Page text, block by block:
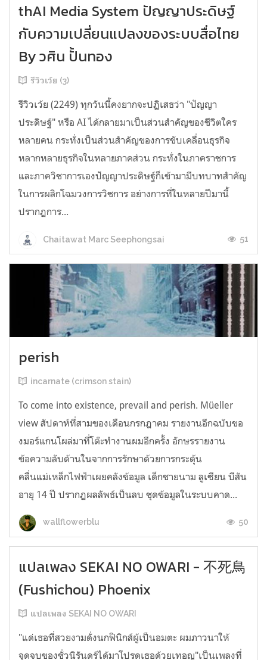
thAI Media System ปัญญาประดิษฐ์
กับความเปลี่ยนแปลงของระบบสื่อไทย
By วศิน ปั้นทอง
รีวิวเว้ย (3)
รีวิวเว้ย (2249) ทุกวันนี้คงยากจะปฏิเสธว่า "ปัญญา
ประดิษฐ์" หรือ AI ได้กลายมาเป็นส่วนสำคัญของชีวิตใคร
หลายคน กระทั่งเป็นส่วนสำคัญของการขับเคลื่อนธุรกิจ
หลากหลายธุรกิจในหลายภาคส่วน กระทั่งในภาคราชการ
และภาควิชาการเองปัญญาประดิษฐ์ก็เข้ามามีบทบาทสำคัญ
ในการผลิกโฉมวงการวิชการ อย่างการที่ในหลายปีมานี้
ปรากฏการ...
Chaitawat Marc Seephongsai 51
perish
incarnate (crimson stain)
To come into existence, prevail and perish. Müeller
view สัปดาห์ที่สามของเดือนกรกฎาคม รายงานอีกฉบับขอ
งมอร์แกนโผล่มาที่โต๊ะทำงานผมอีกครั้ง อักษรรายงาน
ข้อความลับด้านในจากการรักษาด้วยการกระตุ้น
คลื่นแม่เหล็กไฟฟ้าเผยคลังข้อมูล เด็กชายนาม ลูเซียน บีสัน
อายุ 14 ปี ปรากฏผลลัพธ์เป็นลบ ชุดข้อมูลในระบบคาด...
wallflowerblu 50
แปลเพลง SEKAI NO OWARI - 不死鳥
(Fushichou) Phoenix
แปลเพลง SEKAI NO OWARI
"แด่เธอที่สวยงามดั่งนกฟินิกส์ผู้เป็นอมตะ ผมภาวนาให้
จุดจบของชั่วนิรันดร์ได้มาโปรดเธอด้วยเทอญ"เป็นเพลงที่